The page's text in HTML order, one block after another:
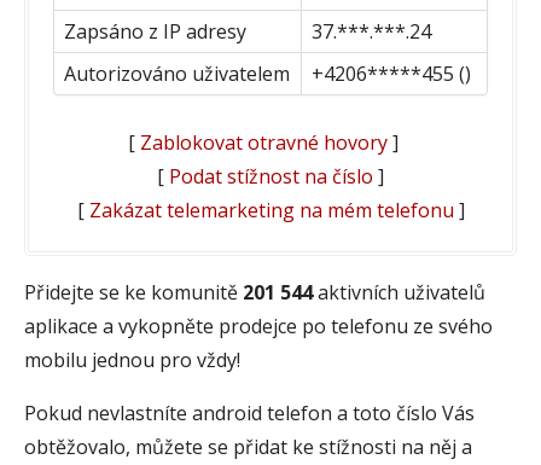
Zapsáno z IP adresy
37.***.***.24
Autorizováno uživatelem
+4206*****455 ()
[ Zablokovat otravné hovory]
[ Podat stížnost na číslo ]
[ Zakázat telemarketing na mém telefonu ]
Přidejte se ke komunitě 201 544aktivních uživatelů
aplikace a vykopněte prodejce po telefonu ze svého
mobilu jednou pro vždy!
Pokud nevlastníte android telefon a toto číslo Vás
obtěžovalo, můžete se přidat ke stížnosti na něj a